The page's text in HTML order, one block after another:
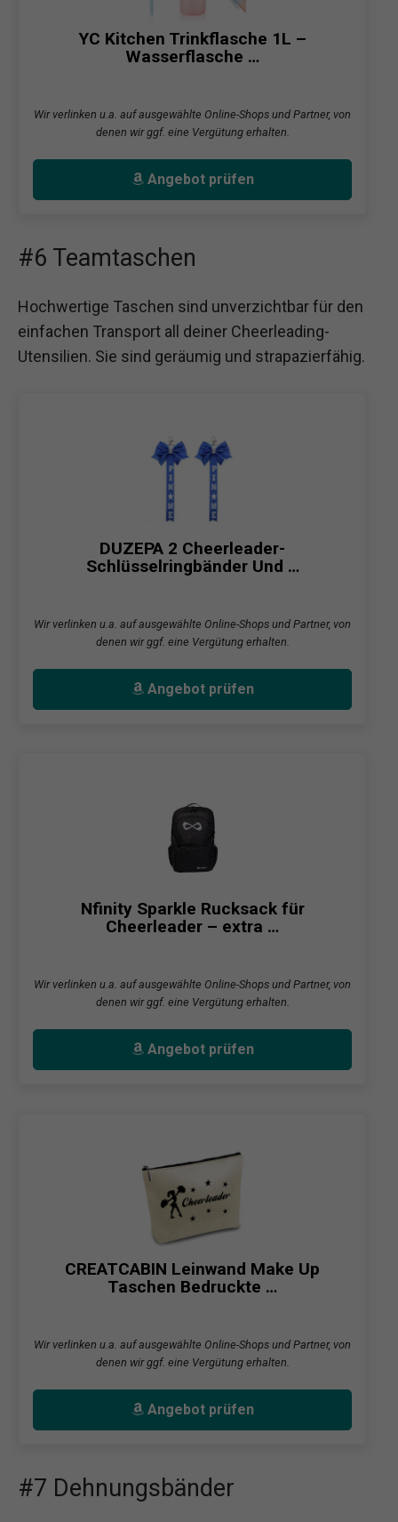
YC Kitchen Trinkflasche 1L –
Wasserflasche …
Wir verlinken u.a. auf ausgewählte Online-Shops und Partner, von
denen wir ggf. eine Vergütung erhalten.
Angebot prüfen
#6 Teamtaschen
Hochwertige Taschen sind unverzichtbar für den
einfachen Transport all deiner Cheerleading-
Utensilien. Sie sind geräumig und strapazierfähig.
DUZEPA 2 Cheerleader-
Schlüsselringbänder Und …
Wir verlinken u.a. auf ausgewählte Online-Shops und Partner, von
denen wir ggf. eine Vergütung erhalten.
Angebot prüfen
Nfinity Sparkle Rucksack für
Cheerleader – extra …
Wir verlinken u.a. auf ausgewählte Online-Shops und Partner, von
denen wir ggf. eine Vergütung erhalten.
Angebot prüfen
CREATCABIN Leinwand Make Up
Taschen Bedruckte …
Wir verlinken u.a. auf ausgewählte Online-Shops und Partner, von
denen wir ggf. eine Vergütung erhalten.
Angebot prüfen
#7 Dehnungsbänder